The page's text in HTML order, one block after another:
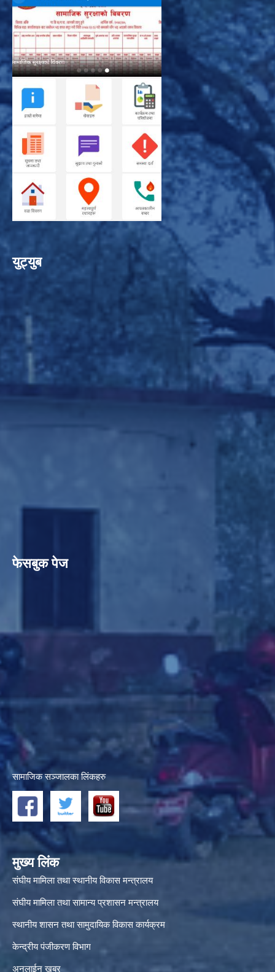
युट्युब
फेसबुक पेज
सामाजिक सञ्जालका लिंकहरु
मुख्य लिंक
संघीय मामिला तथा स्थानीय विकास मन्त्रालय
संघीय मामिला तथा सामान्य प्रशासन मन्त्रालय
स्थानीय शासन तथा सामुदायिक विकास कार्यक्रम
केन्द्रीय पंजीकरण विभाग
अनलाईन खबर